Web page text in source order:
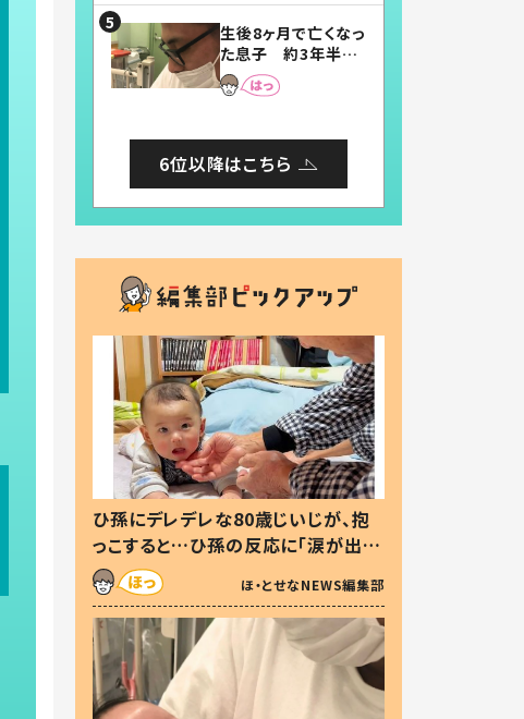
まらない」「幸せにな
れる」
生後8ヶ月で亡くなっ
た息子 約3年半
後、当時の妻の日記
に書いてあった本音
6位以降はこちら
ひ孫にデレデレな80歳じいじが、抱
っこすると…ひ孫の反応に「涙が出ま
した」「可愛くて仕方ない」
ほ・とせなNEWS編集部